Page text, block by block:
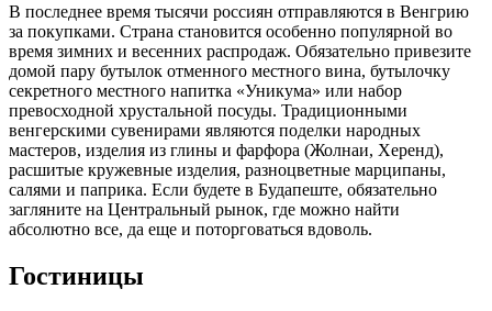
В последнее время тысячи россиян отправляются в Венгрию
за покупками. Страна становится особенно популярной во
время зимних и весенних распродаж. Обязательно привезите
домой пару бутылок отменного местного вина, бутылочку
секретного местного напитка «Уникума» или набор
превосходной хрустальной посуды. Традиционными
венгерскими сувенирами являются поделки народных
мастеров, изделия из глины и фарфора (Жолнаи, Херенд),
расшитые кружевные изделия, разноцветные марципаны,
салями и паприка. Если будете в Будапеште, обязательно
загляните на Центральный рынок, где можно найти
абсолютно все, да еще и поторговаться вдоволь.
Гостиницы